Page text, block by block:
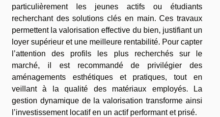
particulièrement les jeunes actifs ou étudiants
recherchant des solutions clés en main. Ces travaux
permettent la valorisation effective du bien, justifiant un
loyer supérieur et une meilleure rentabilité. Pour capter
l’attention des profils les plus recherchés sur le
marché, il est recommandé de privilégier des
aménagements esthétiques et pratiques, tout en
veillant à la qualité des matériaux employés. La
gestion dynamique de la valorisation transforme ainsi
l’investissement locatif en un actif performant et prisé.